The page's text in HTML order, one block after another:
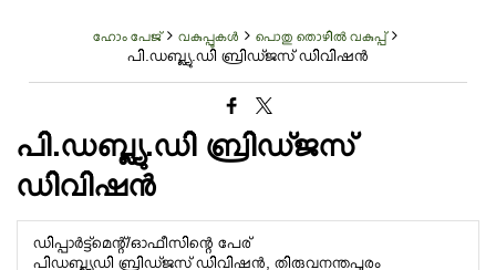
ഹോം പേജ് വകുപ്പുകൾ പൊതു തൊഴില്‍ വകുപ്പ്
പി.ഡബ്ല്യു.ഡി ബ്രിഡ്ജസ് ഡിവിഷൻ
പി.ഡബ്ല്യു.ഡി ബ്രിഡ്ജസ്
ഡിവിഷൻ
ഡിപ്പാർട്ട്‌മെന്റ്/ഓഫീസിന്റെ പേര്
പിഡബ്ല്യുഡി ബ്രിഡ്ജസ് ഡിവിഷൻ, തിരുവനന്തപുരം